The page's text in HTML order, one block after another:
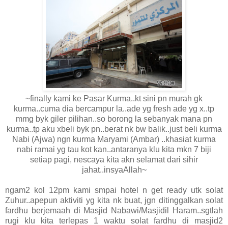
~finally kami ke Pasar Kurma..kt sini pn murah gk
kurma..cuma dia bercampur la..ade yg fresh ade yg x..tp
mmg byk giler pilihan..so borong la sebanyak mana pn
kurma..tp aku xbeli byk pn..berat nk bw balik..just beli kurma
Nabi (Ajwa) ngn kurma Maryami (Ambar) ..khasiat kurma
nabi ramai yg tau kot kan..antaranya klu kita mkn 7 biji
setiap pagi, nescaya kita akn selamat dari sihir
jahat..insyaAllah~
ngam2 kol 12pm kami smpai hotel n get ready utk solat
Zuhur..apepun aktiviti yg kita nk buat, jgn ditinggalkan solat
fardhu berjemaah di Masjid Nabawi/Masjidil Haram..sgtlah
rugi klu kita terlepas 1 waktu solat fardhu di masjid2